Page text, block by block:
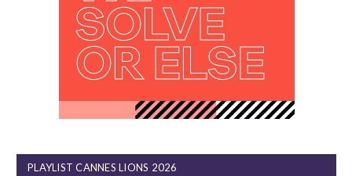
PLAYLIST CANNES LIONS 2026